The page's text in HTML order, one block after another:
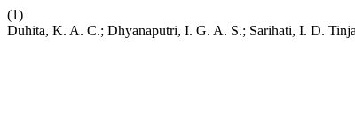
(1)
Duhita, K. A. C.; Dhyanaputri, I. G. A. S.; Sarihati, I. D.